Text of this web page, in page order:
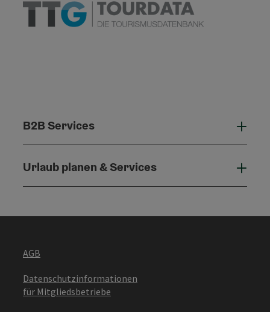
B2B Services
Urlaub planen & Services
AGB
Datenschutzinformationen
für Mitgliedsbetriebe